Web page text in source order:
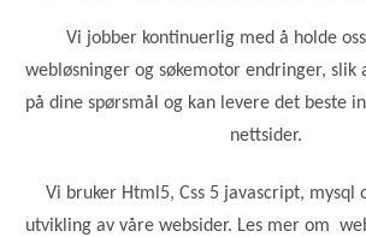
Vi jobber kontinuerligmed å holde
webløsninger og søkemotor endringer, slik
på dine spørsmål og kan levere det beste
nettsider.
Vi bruker Html5, Css 5 javascript, mysql
utvikling av våre websider. Les mer om